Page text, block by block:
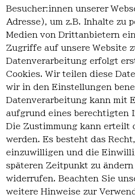
Besucher:innen unserer
Adresse), um z.B. Inhalte zu
Medien von Drittanbietern
Zugriffe auf unsere Website
Datenverarbeitung erfolgt
Cookies. Wir teilen diese
wir in den Einstellungen
Datenverarbeitung kann mit
aufgrund eines berechtigten
Die Zustimmung kann erteilt
werden. Es besteht das
einzuwilligen und die
späteren Zeitpunkt zu ändern
widerrufen. Beachten Sie
weitere Hinweise zur
es
AGB
Datenschutz
Widerrufsre
cht
Kontakt
Kontakt
Registrieren